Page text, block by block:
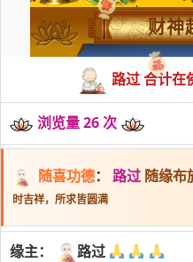
财神
路过 合计在
浏览量 26 次
随喜功德： 路过 随缘布
时吉祥，所求皆圆满
缘主：
路过